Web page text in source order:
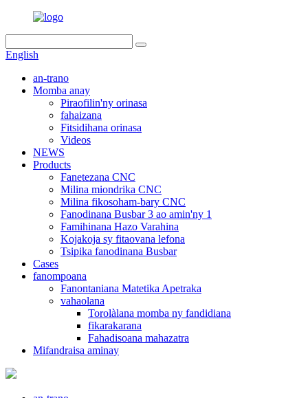
English
an-trano
Momba anay
Piraofilin'ny orinasa
fahaizana
Fitsidihana orinasa
Videos
NEWS
Products
Fanetezana CNC
Milina miondrika CNC
Milina fikosoham-bary CNC
Fanodinana Busbar 3 ao amin'ny 1
Famihinana Hazo Varahina
Kojakoja sy fitaovana lefona
Tsipika fanodinana Busbar
Cases
fanompoana
Fanontaniana Matetika Apetraka
vahaolana
Torolàlana momba ny fandidiana
fikarakarana
Fahadisoana mahazatra
Mifandraisa aminay